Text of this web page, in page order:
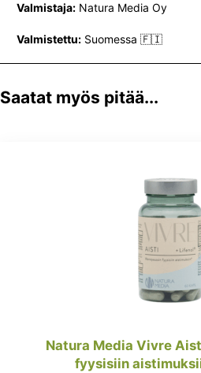
Valmistaja: Natura Media Oy
Valmistettu: Suomessa 🇫🇮
Saatat myös pitää...
Natura Media Vivre
fyysisiin